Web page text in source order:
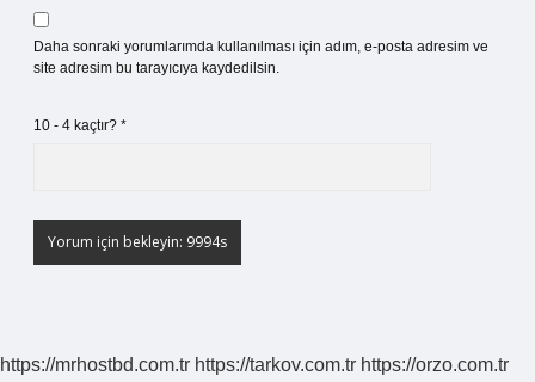
Daha sonraki yorumlarımda kullanılması için adım, e-posta adresim ve
site adresim bu tarayıcıya kaydedilsin.
10 - 4 kaçtır? *
https://mrhostbd.com.tr https://tarkov.com.tr https://orzo.com.tr